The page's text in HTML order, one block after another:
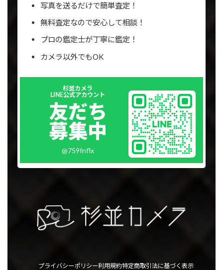
写真を送るだけで簡単査定！
無料査定なので安心して相談！
プロの鑑定士が丁寧に鑑定！
カメラ以外でもOK
杉並カメラ
LINE公式アカウント
友だち
募集中
@759fnflx
プライバシーポリシー利用規約特定商取引法に基づく表示